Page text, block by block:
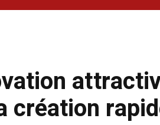
création